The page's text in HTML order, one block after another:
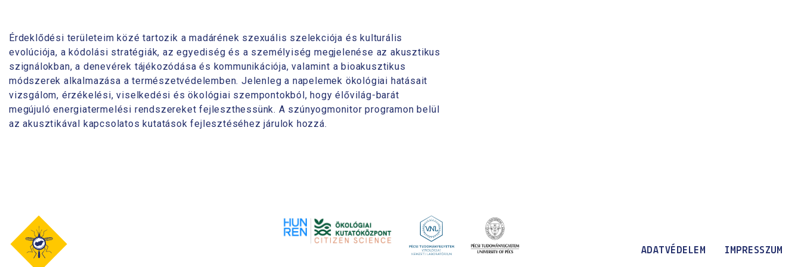
Érdeklődési területeim közé tartozik a madárének szexuális szelekciója és kulturális
evolúciója, a kódolási stratégiák, az egyediség és a személyiség megjelenése az akusztikus
szignálokban, a denevérek tájékozódása és kommunikációja, valamint a bioakusztikus
módszerek alkalmazása a természetvédelemben. Jelenleg a napelemek ökológiai hatásait
vizsgálom, érzékelési, viselkedési és ökológiai szempontokból, hogy élővilág-barát
megújuló energiatermelési rendszereket fejleszthessünk. A szúnyogmonitor programon belül
az akusztikával kapcsolatos kutatások fejlesztéséhez járulok hozzá.
ADATVÉDELEM IMPRESSZUM